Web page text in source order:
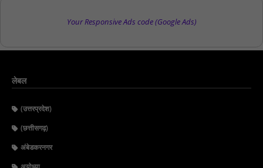
Your Responsive Ads code (Google Ads)
लेबल
(उत्तरप्रदेश)
(छत्तीसगढ़)
अंबेडकरनगर